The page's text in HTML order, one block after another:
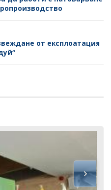
от експлоатация